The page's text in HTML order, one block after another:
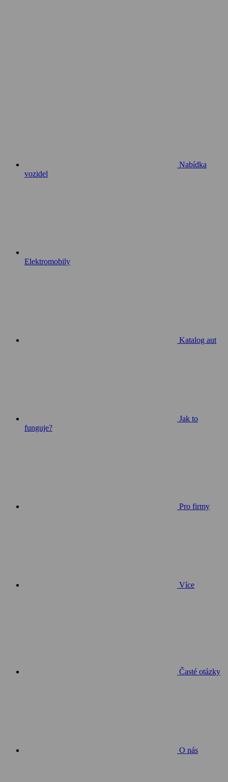
Nabídka
vozidel
Elektromobily
Katalog aut
Jak to
funguje?
Pro firmy
Více
Časté otázky
O nás